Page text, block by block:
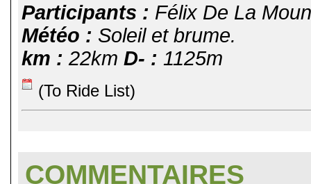
Participants : Félix De La
Météo : Soleil et brume.
km : 22km D- : 1125m
(To Ride List)
COMMENTAIRES